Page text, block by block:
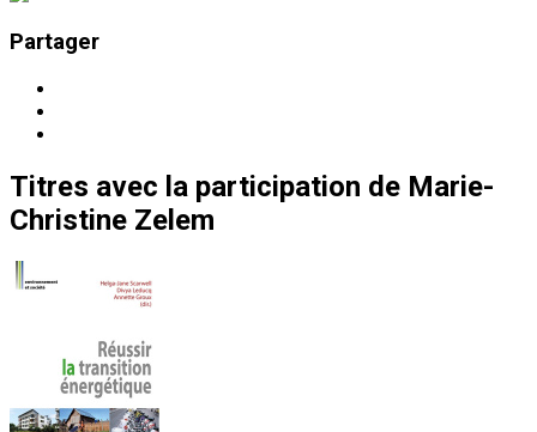
Partager
Titres avec la participation de Marie-
Christine Zelem